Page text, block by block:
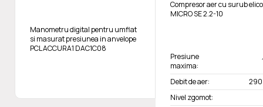
Manometru digital pentru umflat
si masurat presiunea in anvelope
PCL ACCURA1 DAC1C08
Compresor aer cu surub
MICRO SE 2.2-10
Presiune
maxima:
Debit de aer:
Nivel zgomot: